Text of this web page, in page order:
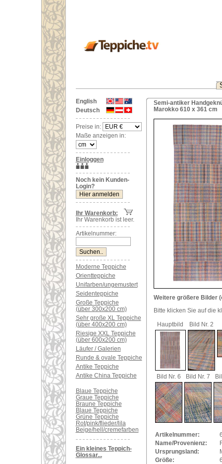
English
Deutsch
Preise in:
Maße anzeigen in:
Einloggen
Noch kein Kunden-
Login?
Ihr Warenkorb:
Ihr Warenkorb ist leer.
Artikelnummer:
Moderne Teppiche
Orientteppiche
Unifarben/ungemustert
Seidenteppiche
Große Teppiche
(über 300x200 cm)
Sehr große XL Teppiche
(über 400x200 cm)
Riesige XXL Teppiche
(über 600x200 cm)
Läufer / Galerien
Runde & ovale Teppiche
Antike Teppiche
Antike China Teppiche
Blaue Teppiche
Graue Teppiche
Braune Teppiche
Blaue Teppiche
Grüne Teppiche
Rot/pink/flieder/lila
Beige/hell/cremefarben
Ein kleines Teppich-
Glossar...
Semi-antiker
Marokko 610 x 361 cm
Weitere größere Bilder
Bitte klicken Sie auf die
Hauptbild
Bild Nr. 2
Bild Nr. 6 Bild Nr. 7
Artikelnummer:
Name/Provenienz:
Ursprungsland:
Größe: